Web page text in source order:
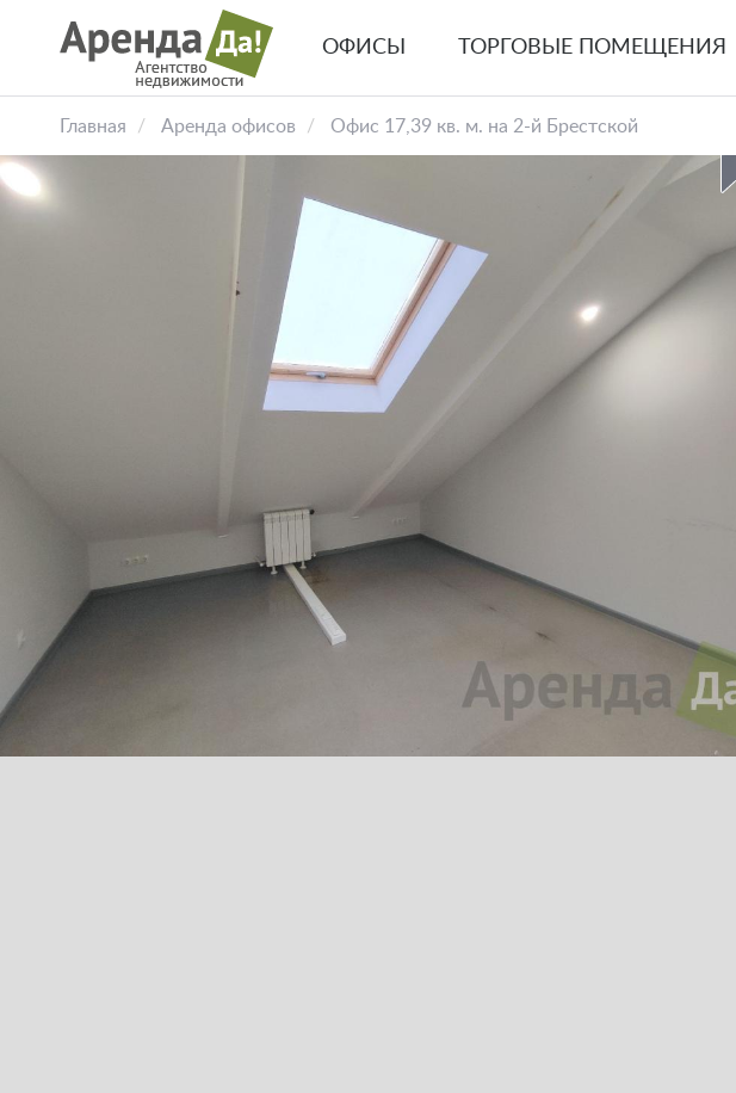
навигация
ОФИСЫ ТОРГОВЫЕ ПОМЕЩЕНИЯ
Главная Аренда офисов Офис 17,39 кв. м. на 2-й Брестской